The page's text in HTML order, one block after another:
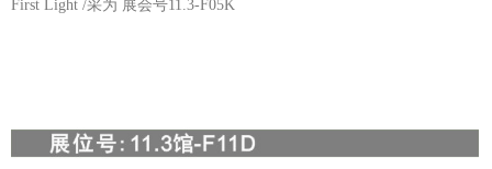
First Light /采为 展会号11.3-F05K